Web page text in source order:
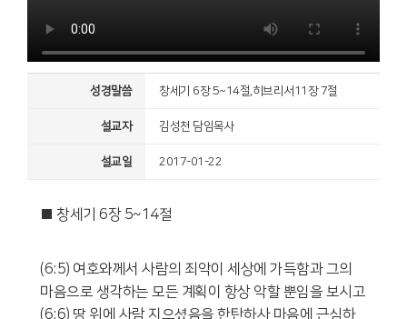
성경말씀 창세기 6장 5~14절,히브리서11장 7절
설교자 김성천 담임목사
설교일 2017-01-22
■ 창세기 6장 5~14절
(6:5) 여호와께서 사람의 죄악이 세상에 가득함과 그의
마음으로 생각하는 모든 계획이 항상 악할 뿐임을 보시고
(6:6) 땅 위에 사람 지으셨음을 한탄하사 마음에 근심하